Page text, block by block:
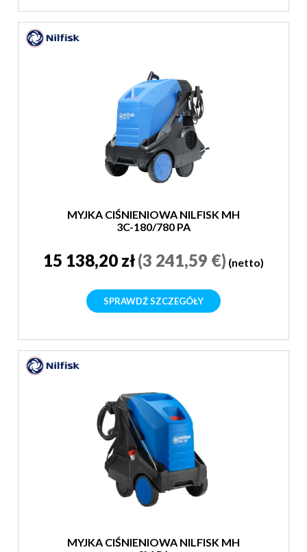
MYJKA CIŚNIENIOWA NILFISK MH
3C-180/780 PA
15 138,20 zł(3 241,59 €) (netto)
SPRAWDŹ SZCZEGÓŁY
MYJKA CIŚNIENIOWA NILFISK MH